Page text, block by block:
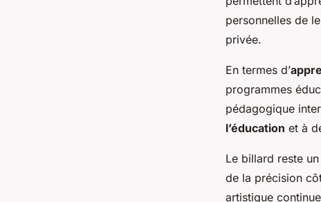
personnelles de
privée.
En termes d’
programmes
pédagogique
l’éducation et à
Le billard reste
de la précision
artistique